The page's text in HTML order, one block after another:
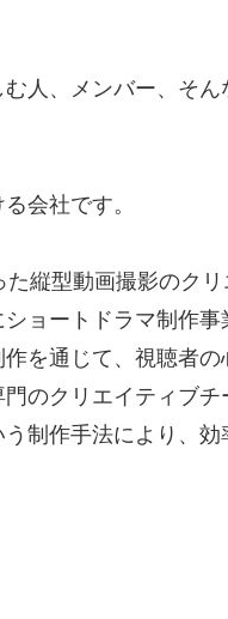
人、メンバー、そ
会社です。
縦型動画撮影のク
ョートドラマ制作事
を通じて、視聴者の
のクリエイティブチ
制作手法により、